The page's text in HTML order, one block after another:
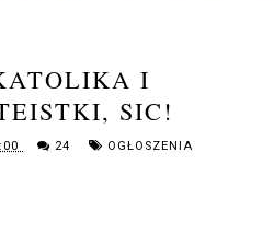
I
SIC!
24 OGŁOSZENIA